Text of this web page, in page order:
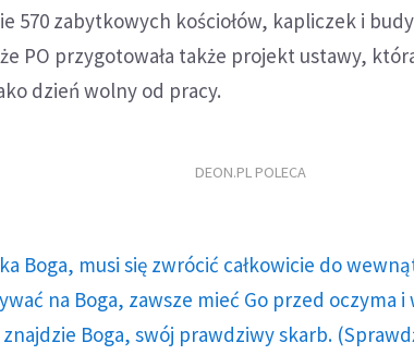
570 zabytkowych kościołów, kapliczek i
że PO przygotowała także projekt ustawy,
dzień wolny od pracy.
DEON.PL POLECA
Boga, musi się zwrócić całkowicie do
na Boga, zawsze mieć Go przed oczyma
Boga, swój prawdziwy skarb.